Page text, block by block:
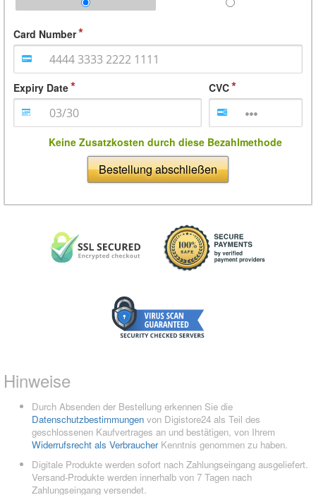
Card Number
Expiry Date CVC
Keine Zusatzkosten durch diese Bezahlmethode
Bestellung abschließen
Hinweise
Durch Absenden der Bestellung erkennen Sie die
Datenschutzbestimmungen von Digistore24 als Teil des
geschlossenen Kaufvertrages an und bestätigen, von Ihrem
Widerrufsrecht als VerbraucherKenntnis genommen zu haben.
Digitale Produkte werden sofort nach Zahlungseingang ausgeliefert.
Versand-Produkte werden innerhalb von 7 Tagen nach
Zahlungseingang versendet.